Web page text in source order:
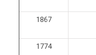
1867
1774